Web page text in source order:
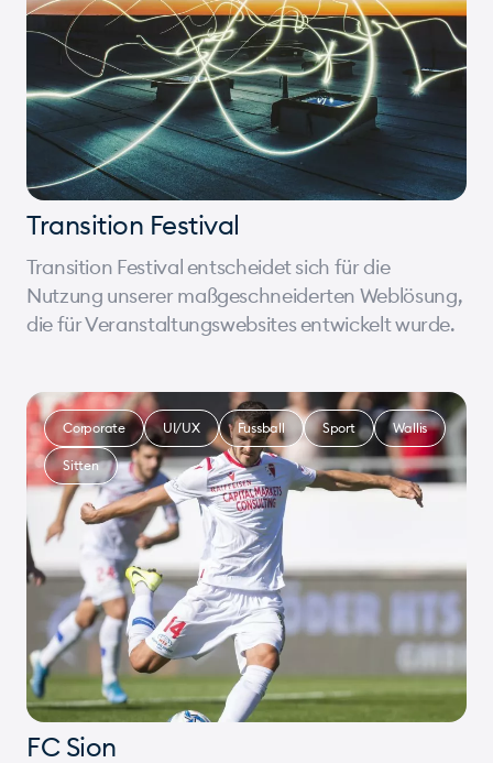
Transition Festival
Transition Festival entscheidet sich für die
Nutzung unserer maßgeschneiderten Weblösung,
die für Veranstaltungswebsites entwickelt wurde.
FC Sion
Corporate UI/UX Fussball Sport Wallis
Sitten